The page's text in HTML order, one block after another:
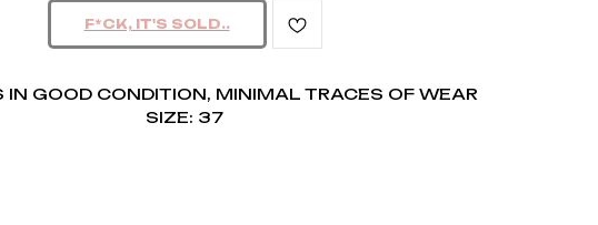
IN GOOD CONDITION, MINIMAL TRACES OF WEAR
SIZE: 37